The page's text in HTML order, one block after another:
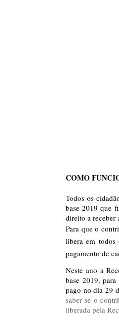
COMO
Todos os
base 2019que
direito a receber
Para que o
libera em todos
pagamento de
Neste ano a
base 2019,
pago no dia 29
saber se o
liberada pela